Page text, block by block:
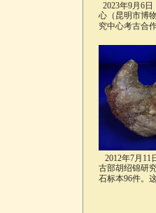
2023年9月6
心（昆明市博
究中心考古合
2012年7月11
古部胡绍锦研
石标本96件。